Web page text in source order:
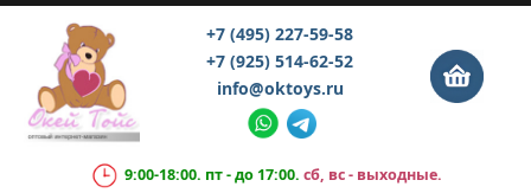
+7 (495) 227-59-58
+7 (925) 514-62-52
info@oktoys.ru
9:00-18:00. пт - до 17:00. сб, вс - выходные.